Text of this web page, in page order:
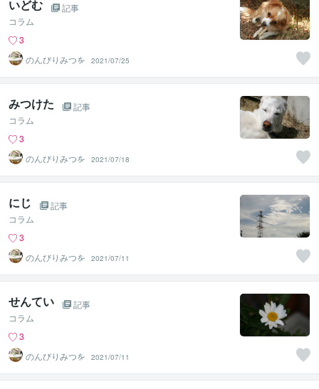
いどむ
記事
コラム
3
のんびりみつを
2021/07/25
みつけた
記事
コラム
3
のんびりみつを
2021/07/18
にじ
記事
コラム
3
のんびりみつを
2021/07/11
せんてい
記事
コラム
3
のんびりみつを
2021/07/11